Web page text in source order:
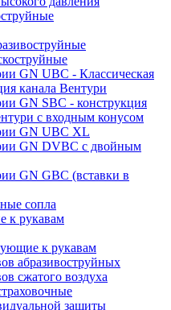
GN UBC - Классическая
канала Вентури
GN SBC - конструкция
c входным конусом
GN UBC XL
GN DVBC с двойным
GN GBC (вставки в
сопла
к рукавам
к рукавам
абразивоструйных
сжатого воздуха
защиты